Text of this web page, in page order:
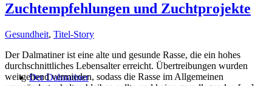
Der Dalmatiner
Zuchtempfehlungen und Zuchtprojekte
Gesundheit, Titel-Story
Der Dalmatiner ist eine alte und gesunde Rasse, die ein hohes
durchschnittliches Lebensalter erreicht. Übertreibungen wurden
weitgehend vermieden, sodass die Rasse im Allgemeinen